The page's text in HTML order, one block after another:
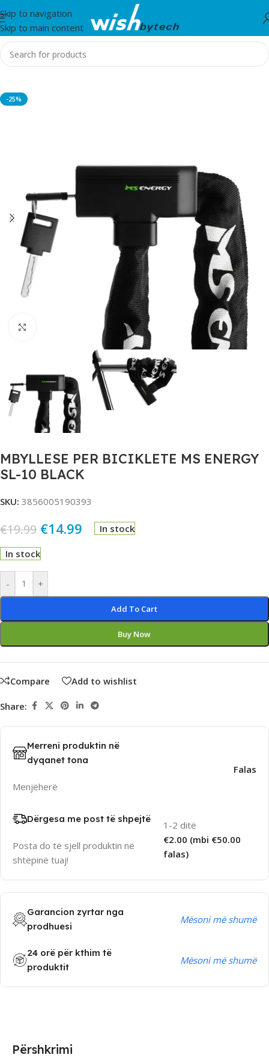
Skip to navigation
Skip to main content
Home/MS
-25%
MBYLLESE PER BICIKLETE MS ENERGY
SL-10 BLACK
SKU: 3856005190393
€19.99 €14.99 In stock
In stock
- +
Add To Cart
Buy Now
Alternative:
Compare Add to wishlist
Share:
Merreni produktin në
dyqanet tona
Menjëherë
Falas
Dërgesa me post të shpejtë
Posta do të sjell produktin në
shtëpinë tuaj!
1-2 ditë
€2.00 (mbi €50.00
falas)
Garancion zyrtar nga
prodhuesi
Mësoni më shumë
24 orë për kthim të
produktit
Mësoni më shumë
Përshkrimi